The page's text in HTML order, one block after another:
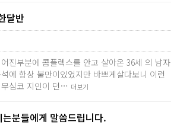
달반
진부분에 콤플렉스를 안고 살아온 36세 의 남자
에 항상 불만이있었지만 바쁘게살다보니 이런
심코 지인이 던… 더보기
분들에게 말씀드립니다.